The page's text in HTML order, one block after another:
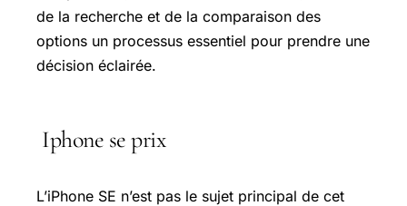
de la recherche et de la comparaison des
options un processus essentiel pour prendre une
décision éclairée.
Iphone se prix
L’iPhone SE n’est pas le sujet principal de cet